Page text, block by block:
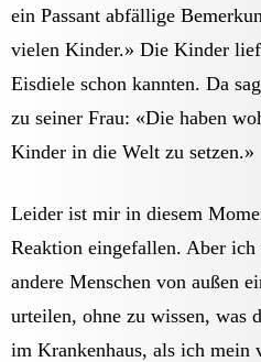
ein Passant abfällige
vielen Kinder.» Die Kinder
Eisdiele schon kannten. Da
zu seiner Frau: «Die haben
Kinder in die Welt zu setzen.»
Leider ist mir in diesem
Reaktion eingefallen. Aber
andere Menschen von außen
urteilen, ohne zu wissen, was
im Krankenhaus, als ich mein